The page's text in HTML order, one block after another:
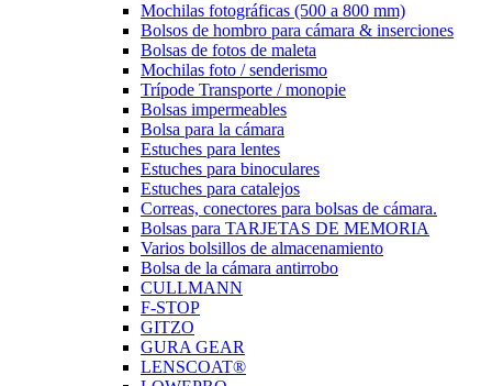
Mochilas fotográficas (500 a 800 mm)
Bolsos de hombro para cámara & inserciones
Bolsas de fotos de maleta
Mochilas foto / senderismo
Trípode Transporte / monopie
Bolsas impermeables
Bolsa para la cámara
Estuches para lentes
Estuches para binoculares
Estuches para catalejos
Correas, conectores para bolsas de cámara.
Bolsas para TARJETAS DE MEMORIA
Varios bolsillos de almacenamiento
Bolsa de la cámara antirrobo
CULLMANN
F-STOP
GITZO
GURA GEAR
LENSCOAT®